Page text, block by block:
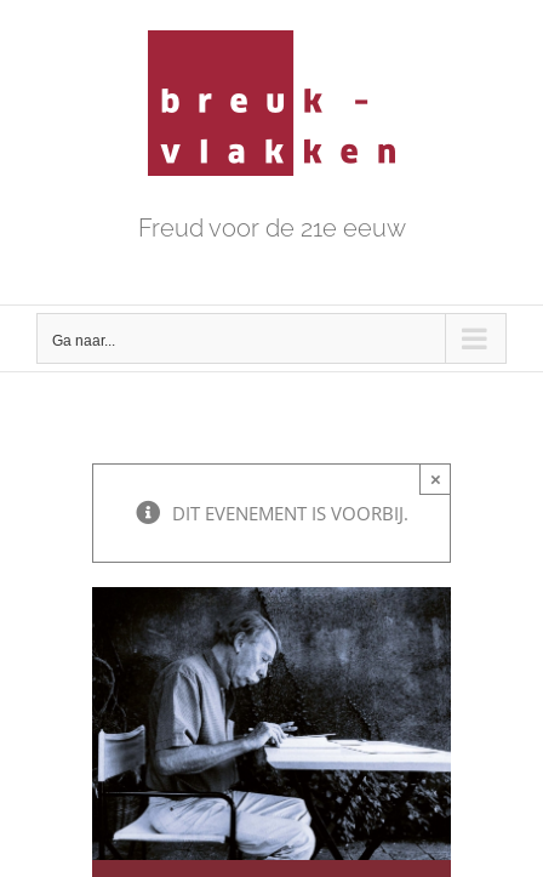
Freud voor de 21e eeuw
Ga naar...
DIT EVENEMENT IS VOORBIJ.
×